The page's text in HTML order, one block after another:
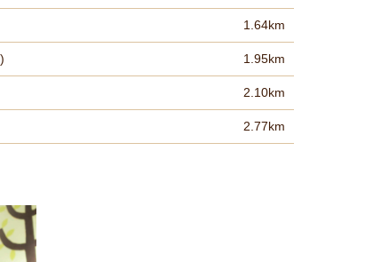
1.64km
1.95km
2.10km
2.77km